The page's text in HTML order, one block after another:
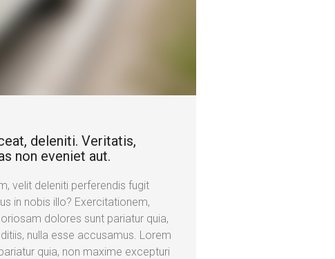
deleniti. Veritatis,
non eveniet aut.
velit deleniti perferendis fugit
in nobis illo? Exercitationem,
dolores sunt pariatur quia,
nulla esse accusamus. Lorem
quia, non maxime excepturi